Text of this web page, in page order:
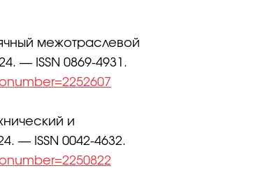
межотраслевой
— ISSN 0869-4931.
и
— ISSN 0042-4632.